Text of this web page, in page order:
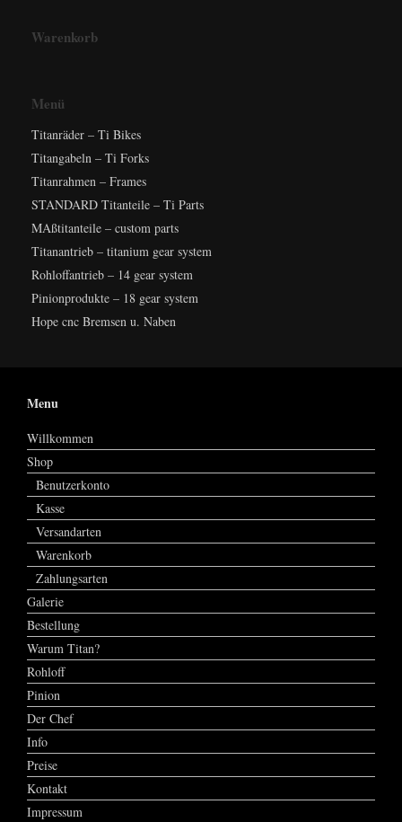
Warenkorb
Menü
Titanräder – Ti Bikes
Titangabeln – Ti Forks
Titanrahmen – Frames
STANDARD Titanteile – Ti Parts
MAßtitanteile – custom parts
Titanantrieb – titanium gear system
Rohloffantrieb – 14 gear system
Pinionprodukte – 18 gear system
Hope cnc Bremsen u. Naben
Menu
Willkommen
Shop
Benutzerkonto
Kasse
Versandarten
Warenkorb
Zahlungsarten
Galerie
Bestellung
Warum Titan?
Rohloff
Pinion
Der Chef
Info
Preise
Kontakt
Impressum